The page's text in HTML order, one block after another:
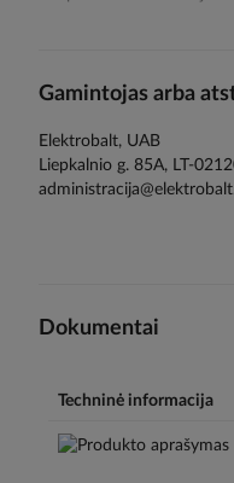
Gamintojas arba
Elektrobalt, UAB
Liepkalnio g. 85A, LT-
Dokumentai
Techninė informacija